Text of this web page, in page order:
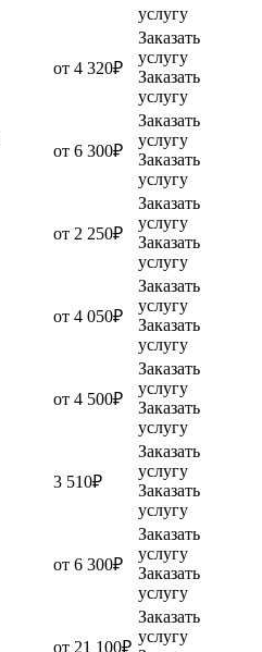
услугу
от 4 320₽
Заказать
услугу
Заказать
услугу
от 6 300₽
Заказать
услугу
Заказать
услугу
от 2 250₽
Заказать
услугу
Заказать
услугу
от 4 050₽
Заказать
услугу
Заказать
услугу
от 4 500₽
Заказать
услугу
Заказать
услугу
3 510₽
Заказать
услугу
Заказать
услугу
от 6 300₽
Заказать
услугу
Заказать
услугу
от 21 100₽
Заказать
услугу